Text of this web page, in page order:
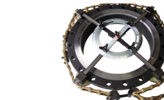
ПРОСМОТР ПРОДУКТОВ